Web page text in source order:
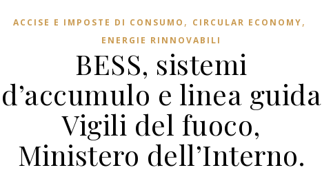
ACCISE E IMPOSTE DI CONSUMO , CIRCULAR ECONOMY,
ENERGIE RINNOVABILI
BESS, sistemi
d’accumulo e linea guida
Vigili del fuoco,
Ministero dell’Interno.